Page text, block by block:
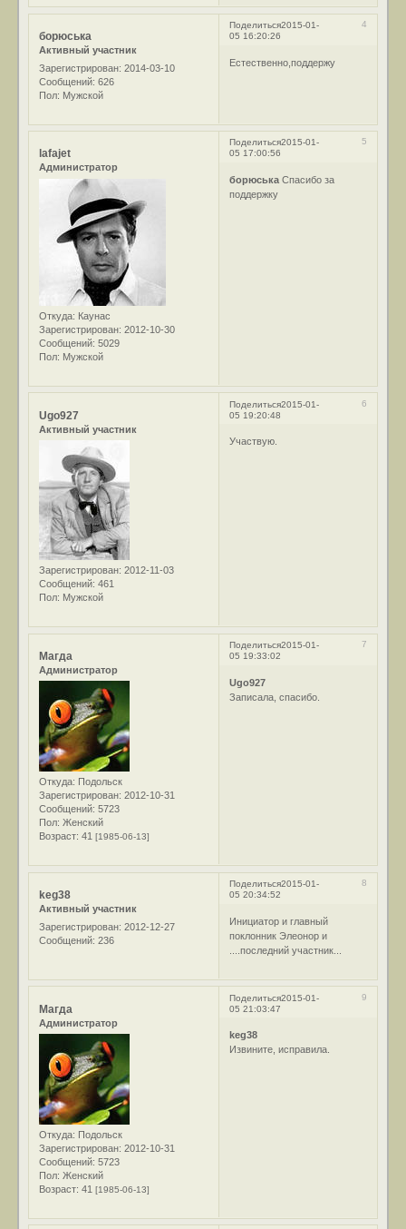
Поделиться 4
2015-01-
05 16:20:26
борюська
Активный участник
Зарегистрирован: 2014-03-10
Сообщений: 626
Пол: Мужской
Естественно,поддержу
Поделиться 5
2015-01-
05 17:00:56
lafajet
Администратор
Откуда: Каунас
Зарегистрирован: 2012-10-30
Сообщений: 5029
Пол: Мужской
борюська Спасибо за
поддержку
Поделиться 6
2015-01-
05 19:20:48
Ugo927
Активный участник
Зарегистрирован: 2012-11-03
Сообщений: 461
Пол: Мужской
Участвую.
Поделиться 7
2015-01-
05 19:33:02
Магда
Администратор
Откуда: Подольск
Зарегистрирован: 2012-10-31
Сообщений: 5723
Пол: Женский
Возраст: 41[1985-06-13]
Ugo927
Записала, спасибо.
Поделиться 8
2015-01-
05 20:34:52
keg38
Активный участник
Зарегистрирован: 2012-12-27
Сообщений: 236
Инициатор и главный
поклонник Элеонор и
....последний участник...
Поделиться 9
2015-01-
05 21:03:47
Магда
Администратор
Откуда: Подольск
Зарегистрирован: 2012-10-31
Сообщений: 5723
Пол: Женский
Возраст: 41[1985-06-13]
keg38
Извините, исправила.